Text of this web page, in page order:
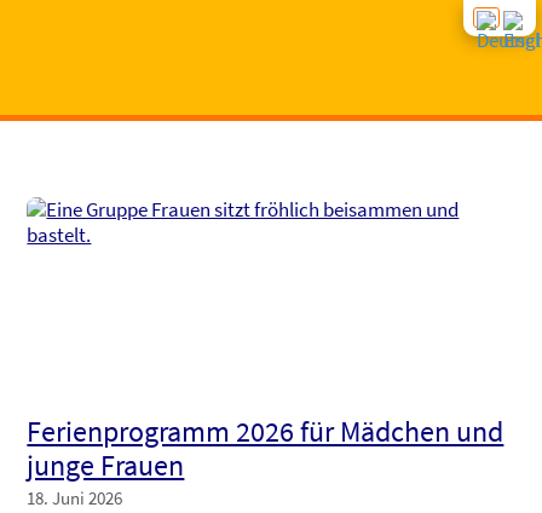
INTE­GRA­TI­ONS­KUR­SE
SPEN­DEN
Feri­en­pro­gramm 2026 für Mäd­chen und
jun­ge Frau­en
18. Juni 2026